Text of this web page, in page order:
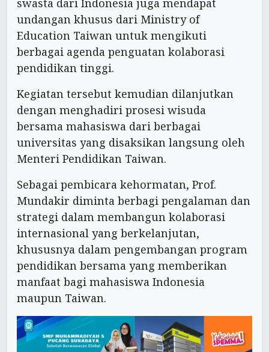
swasta dari Indonesia juga mendapat
undangan khusus dari Ministry of
Education Taiwan untuk mengikuti
berbagai agenda penguatan kolaborasi
pendidikan tinggi.
Kegiatan tersebut kemudian dilanjutkan
dengan menghadiri prosesi wisuda
bersama mahasiswa dari berbagai
universitas yang disaksikan langsung oleh
Menteri Pendidikan Taiwan.
Sebagai pembicara kehormatan, Prof.
Mundakir diminta berbagi pengalaman dan
strategi dalam membangun kolaborasi
internasional yang berkelanjutan,
khususnya dalam pengembangan program
pendidikan bersama yang memberikan
manfaat bagi mahasiswa Indonesia
maupun Taiwan.